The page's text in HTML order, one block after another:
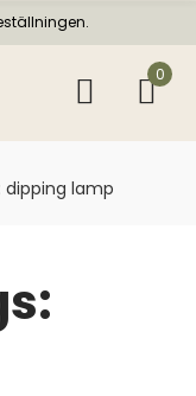
0
dipping lamp